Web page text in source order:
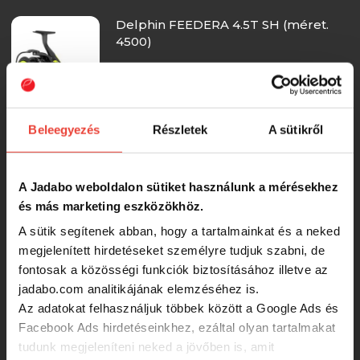
Beleegyezés Részletek A sütikről
A Jadabo weboldalon sütiket használunk a mérésekhez
és más marketing eszközökhöz.
A sütik segítenek abban, hogy a tartalmainkat és a neked
megjelenített hirdetéseket személyre tudjuk szabni, de
fontosak a közösségi funkciók biztosításához illetve az
jadabo.com analitikájának elemzéséhez is.
Az adatokat felhasználjuk többek között a Google Ads és
Facebook Ads hirdetéseinkhez, ezáltal olyan tartalmakat
tudunk megjeleníteni neked a jövőben is, amit
Delphin FEEDERA 4.5T SH (méret.
4500)
Trabucco Velar FA 3000 orsó
RRP: 12 950 Ft
12 950 Ft
Delphin VENOX 4.5T SH (méret.
4500)
-15%
16 689 Ft